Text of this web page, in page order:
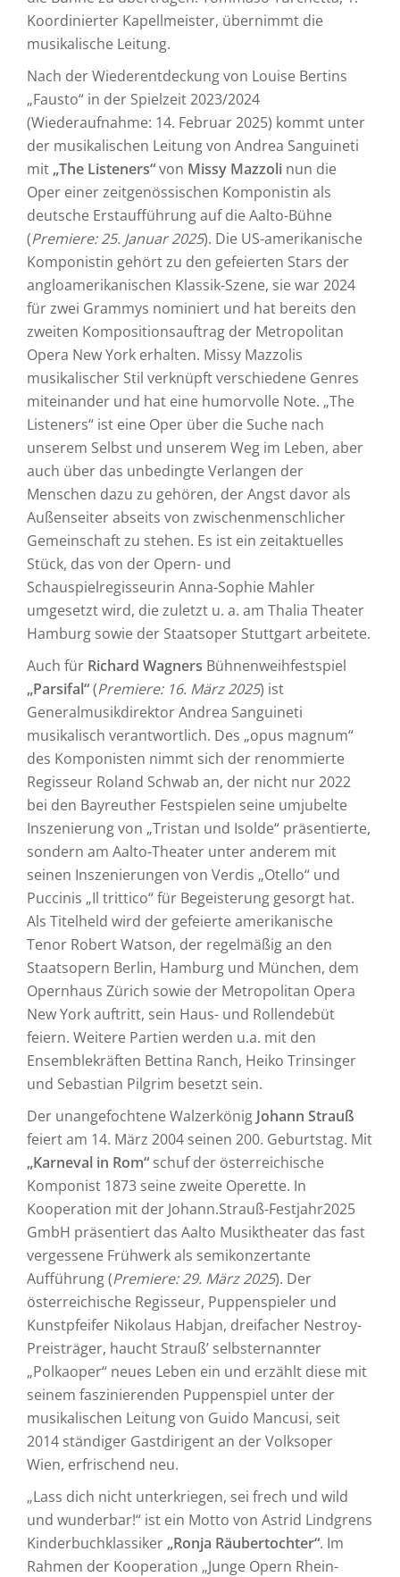
Koordinierter Kapellmeister, übernimmt die
musikalische Leitung.
Nach der Wiederentdeckung von Louise Bertins
„Fausto“ in der Spielzeit 2023/2024
(Wiederaufnahme: 14. Februar 2025) kommt unter
der musikalischen Leitung von Andrea Sanguineti
mit „The Listeners“von Missy Mazzoli nun die
Oper einer zeitgenössischen Komponistin als
deutsche Erstaufführung auf die Aalto-Bühne
(Premiere: 25. Januar 2025). Die US-amerikanische
Komponistin gehört zu den gefeierten Stars der
angloamerikanischen Klassik-Szene, sie war 2024
für zwei Grammys nominiert und hat bereits den
zweiten Kompositionsauftrag der Metropolitan
Opera New York erhalten. Missy Mazzolis
musikalischer Stil verknüpft verschiedene Genres
miteinander und hat eine humorvolle Note. „The
Listeners“ ist eine Oper über die Suche nach
unserem Selbst und unserem Weg im Leben, aber
auch über das unbedingte Verlangen der
Menschen dazu zu gehören, der Angst davor als
Außenseiter abseits von zwischenmenschlicher
Gemeinschaft zu stehen. Es ist ein zeitaktuelles
Stück, das von der Opern- und
Schauspielregisseurin Anna-Sophie Mahler
umgesetzt wird, die zuletzt u. a. am Thalia Theater
Hamburg sowie der Staatsoper Stuttgart arbeitete.
Auch für Richard Wagners Bühnenweihfestspiel
„Parsifal“(Premiere: 16. März 2025) ist
Generalmusikdirektor Andrea Sanguineti
musikalisch verantwortlich. Des „opus magnum“
des Komponisten nimmt sich der renommierte
Regisseur Roland Schwab an, der nicht nur 2022
bei den Bayreuther Festspielen seine umjubelte
Inszenierung von „Tristan und Isolde“ präsentierte,
sondern am Aalto-Theater unter anderem mit
seinen Inszenierungen von Verdis „Otello“ und
Puccinis „Il trittico“ für Begeisterung gesorgt hat.
Als Titelheld wird der gefeierte amerikanische
Tenor Robert Watson, der regelmäßig an den
Staatsopern Berlin, Hamburg und München, dem
Opernhaus Zürich sowie der Metropolitan Opera
New York auftritt, sein Haus- und Rollendebüt
feiern. Weitere Partien werden u.a. mit den
Ensemblekräften Bettina Ranch, Heiko Trinsinger
und Sebastian Pilgrim besetzt sein.
Der unangefochtene Walzerkönig Johann Strauß
feiert am 14. März 2004 seinen 200. Geburtstag. Mit
„Karneval in Rom“ schuf der österreichische
Komponist 1873 seine zweite Operette. In
Kooperation mit der Johann.Strauß-Festjahr2025
GmbH präsentiert das Aalto Musiktheater das fast
vergessene Frühwerk als semikonzertante
Aufführung (Premiere: 29. März 2025). Der
österreichische Regisseur, Puppenspieler und
Kunstpfeifer Nikolaus Habjan, dreifacher Nestroy-
Preisträger, haucht Strauß’ selbsternannter
„Polkaoper“ neues Leben ein und erzählt diese mit
seinem faszinierenden Puppenspiel unter der
musikalischen Leitung von Guido Mancusi, seit
2014 ständiger Gastdirigent an der Volksoper
Wien, erfrischend neu.
„Lass dich nicht unterkriegen, sei frech und wild
und wunderbar!“ ist ein Motto von Astrid Lindgrens
Kinderbuchklassiker „Ronja Räubertochter“. Im
Rahmen der Kooperation „Junge Opern Rhein-